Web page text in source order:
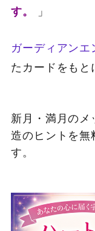
す。
」
ガーディアン
たカードをもと
新月・満月の
造のヒントを無
す。